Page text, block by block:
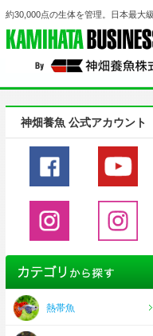
約30,000点の生体を管理。日本最大
神畑養魚 公式アカウント
熱帯魚